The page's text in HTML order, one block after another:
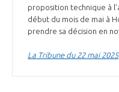
proposition technique à
début du mois de mai à
prendre sa décision en
La Tribune du 22 mai 2025